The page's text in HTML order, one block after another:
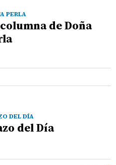
PERLA
de Doña
DEL DÍA
del Día